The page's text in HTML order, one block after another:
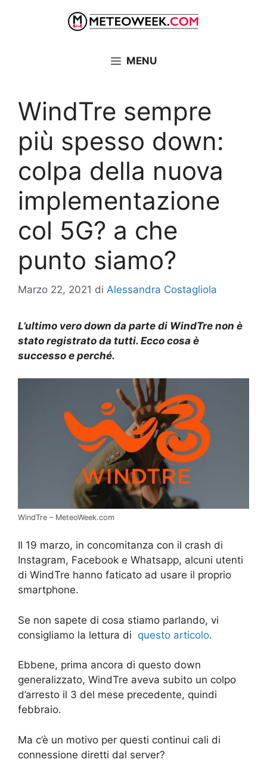
MENU
WindTre sempre
più spesso down:
colpa della nuova
implementazione
col 5G? a che
punto siamo?
Marzo 22, 2021 di Alessandra Costagliola
L’ultimo vero down da parte di WindTre non è
stato registrato da tutti. Ecco cosa è
successo e perché.
WindTre – MeteoWeek.com
Il 19 marzo, in concomitanza con il crash di
Instagram, Facebook e Whatsapp, alcuni utenti
di WindTre hanno faticato ad usare il proprio
smartphone.
Se non sapete di cosa stiamo parlando, vi
consigliamo la lettura di questo articolo.
Ebbene, prima ancora di questo down
generalizzato, WindTre aveva subito un colpo
d’arresto il 3 del mese precedente, quindi
febbraio.
Ma c’è un motivo per questi continui cali di
connessione diretti dal server?